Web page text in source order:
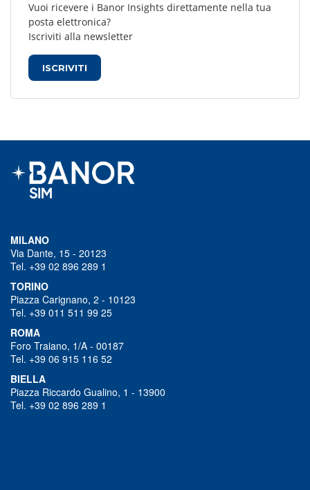
Vuoi ricevere i Banor Insights direttamente nella tua
posta elettronica?
Iscriviti alla newsletter
ISCRIVITI
MILANO
Via Dante, 15 - 20123
Tel. +39 02 896 289 1
TORINO
Piazza Carignano, 2 - 10123
Tel. +39 011 511 99 25
ROMA
Foro Traiano, 1/A - 00187
Tel. +39 06 915 116 52
BIELLA
Piazza Riccardo Gualino, 1 - 13900
Tel. +39 02 896 289 1